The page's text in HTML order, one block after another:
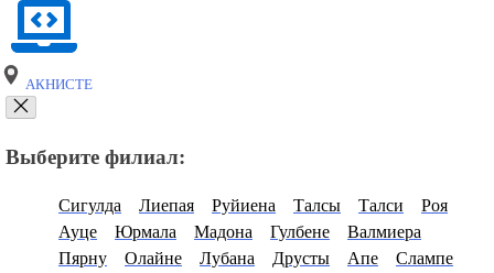
АКНИСТЕ
Выберите филиал:
Сигулда Лиепая Руйиена Талсы Талси
Роя
Ауце
Юрмала Мадона Гулбене
Валмиера
Пярну
Олайне Лубана Друсты Апе
Слампе